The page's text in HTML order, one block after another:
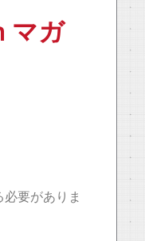
マガ
必要がありま